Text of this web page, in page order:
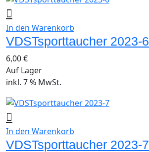
In den Warenkorb
VDSTsporttaucher 2023-6
6,00€
Auf Lager
inkl. 7 % MwSt.
In den Warenkorb
VDSTsporttaucher 2023-7